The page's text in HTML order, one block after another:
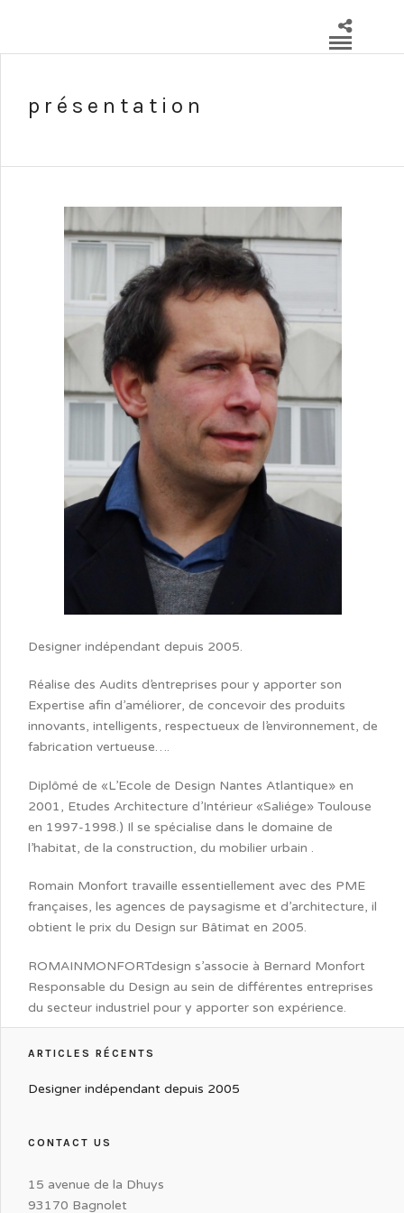
présentation
Designer indépendant depuis 2005.
Réalise des Audits d’entreprises pour y apporter son
Expertise afin d’améliorer, de concevoir des produits
innovants, intelligents, respectueux de l’environnement, de
fabrication vertueuse….
Diplômé de «L’Ecole de Design Nantes Atlantique» en
2001, Etudes Architecture d’Intérieur «Saliége» Toulouse
en 1997-1998.) Il se spécialise dans le domaine de
l’habitat, de la construction, du mobilier urbain .
Romain Monfort travaille essentiellement avec des PME
françaises, les agences de paysagisme et d’architecture, il
obtient le prix du Design sur Bâtimat en 2005.
ROMAINMONFORTdesign s’associe à Bernard Monfort
Responsable du Design au sein de différentes entreprises
du secteur industriel pour y apporter son expérience.
ARTICLES RÉCENTS
Designer indépendant depuis 2005
CONTACT US
15 avenue de la Dhuys
93170 Bagnolet